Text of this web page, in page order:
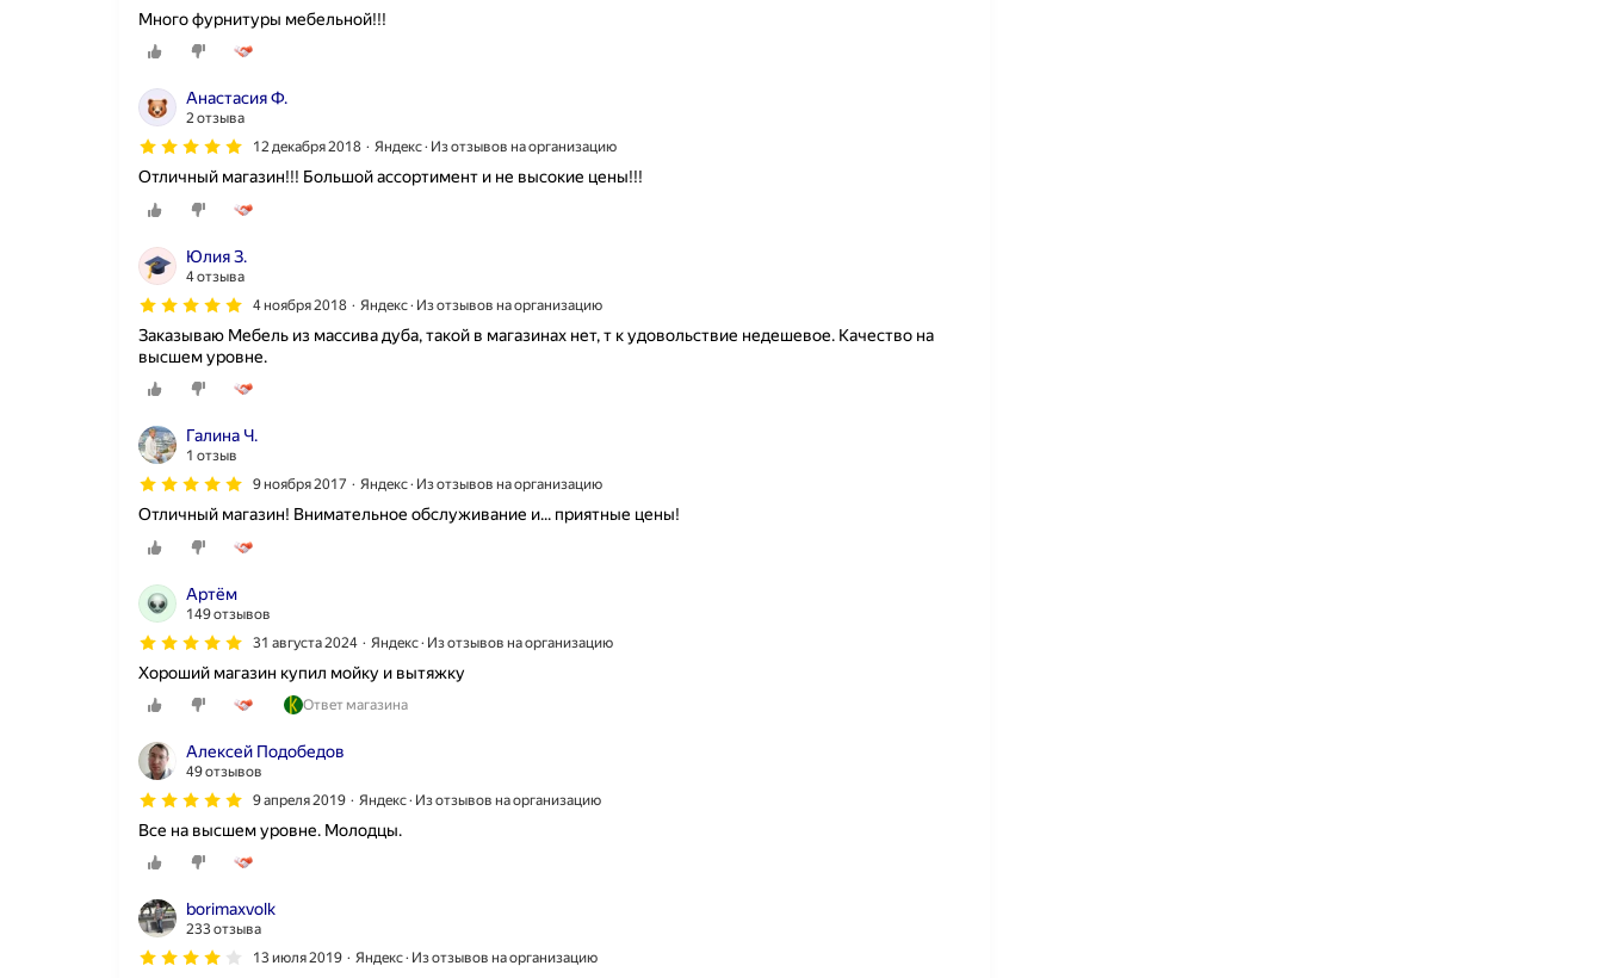
Много фурнитуры мебельной!!!
Анастасия Ф.
2 отзыва
12 декабря 2018
Яндекс · Из отзывов на организацию
Отличный магазин!!! Большой ассортимент и не высокие цены!!!
Юлия З.
4 отзыва
4 ноября 2018
Яндекс · Из отзывов на организацию
Заказываю Мебель из массива дуба, такой в магазинах нет, т к удовольствие недешевое. Качество на
высшем уровне.
Галина Ч.
1 отзыв
9 ноября 2017
Яндекс · Из отзывов на организацию
Отличный магазин! Внимательное обслуживание и... приятные цены!
Артём
149 отзывов
31 августа 2024
Яндекс · Из отзывов на организацию
Хороший магазин купил мойку и вытяжку
Ответ магазина
Алексей Подобедов
49 отзывов
9 апреля 2019
Яндекс · Из отзывов на организацию
Все на высшем уровне. Молодцы.
borimaxvolk
233 отзыва
13 июля 2019
Яндекс · Из отзывов на организацию